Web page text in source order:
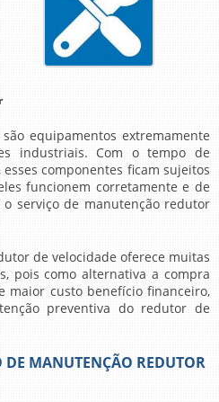
equipamentos extremamente
industriais. Com o tempo de
componentes ficam sujeitos
funcionem corretamente e de
o serviço de manutenção redutor
de velocidade oferece muitas
pois como alternativa a compra
maior custo benefício financeiro,
preventiva do redutor de
DE MANUTENÇÃO REDUTOR